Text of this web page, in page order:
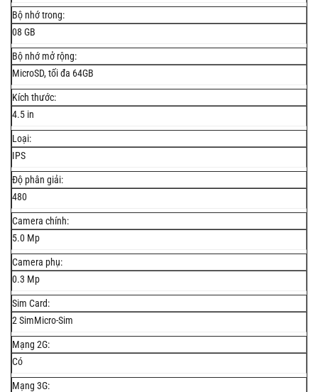
Bộ nhớ trong:
08 GB
Bộ nhớ mở rộng:
MicroSD, tối đa 64GB
Kích thước:
4.5 in
Loại:
IPS
Độ phân giải:
480
Camera chính:
5.0 Mp
Camera phụ:
0.3 Mp
Sim Card:
2 SimMicro-Sim
Mạng 2G:
Có
Mạng 3G: